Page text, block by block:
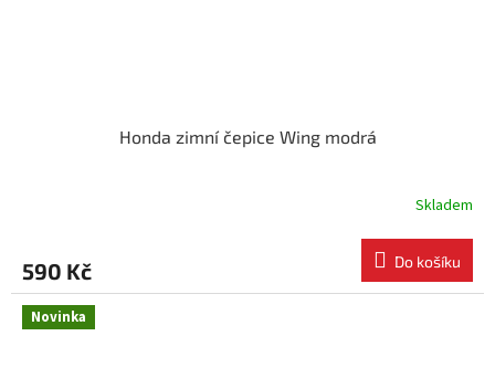
Honda zimní čepice Wing modrá
Skladem
590 Kč Do košíku
Novinka